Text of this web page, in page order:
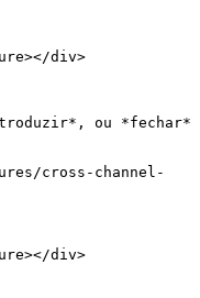
div>
ou *fechar*
cross-channel-
div>